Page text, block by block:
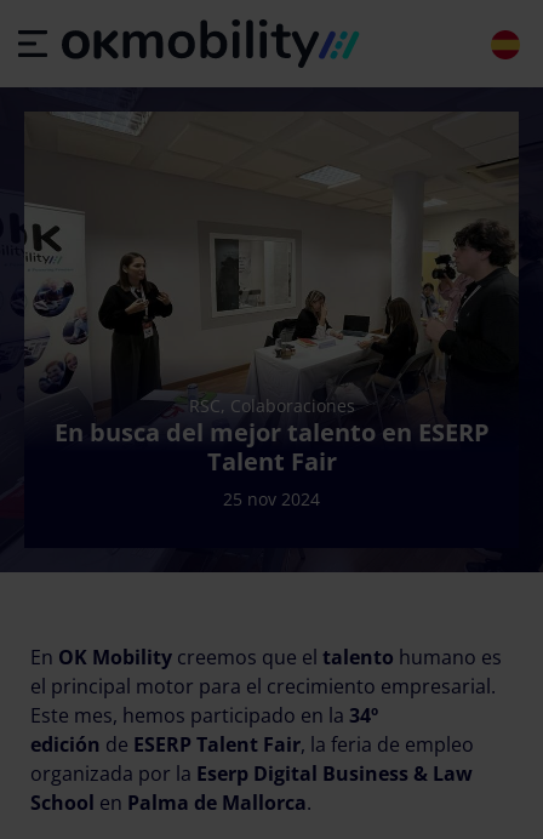
RSC, Colaboraciones
En busca del mejor talento en ESERP
Talent Fair
25 nov 2024
En OK Mobility creemos que el talento humano es
el principal motor para el crecimiento empresarial.
Este mes, hemos participado en la 34º
edición de ESERP Talent Fair, la feria de empleo
organizada por la Eserp Digital Business & Law
School en Palma de Mallorca.